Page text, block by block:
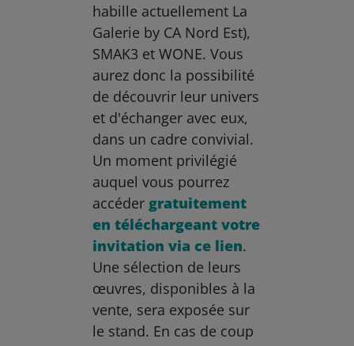
habille actuellement La
Galerie by CA Nord Est),
SMAK3 et WONE. Vous
aurez donc la possibilité
de découvrir leur univers
et d'échanger avec eux,
dans un cadre convivial.
Un moment privilégié
auquel vous pourrez
accéder gratuitement
en téléchargeant votre
invitation via ce lien.
Une sélection de leurs
œuvres, disponibles à la
vente, sera exposée sur
le stand. En cas de coup